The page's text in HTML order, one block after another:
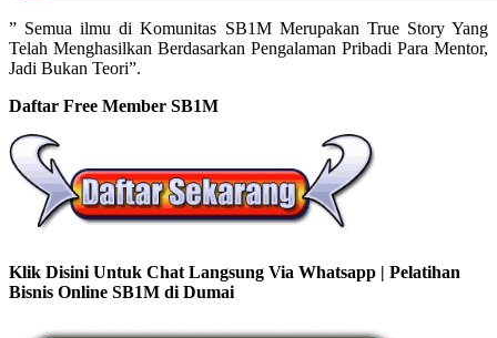
” Semua ilmu di Komunitas SB1M Merupakan True Story Yang
Telah Menghasilkan Berdasarkan Pengalaman Pribadi Para Mentor,
Jadi Bukan Teori”.
Daftar Free Member SB1M
Klik Disini Untuk Chat Langsung Via Whatsapp | Pelatihan
Bisnis Online SB1M di Dumai